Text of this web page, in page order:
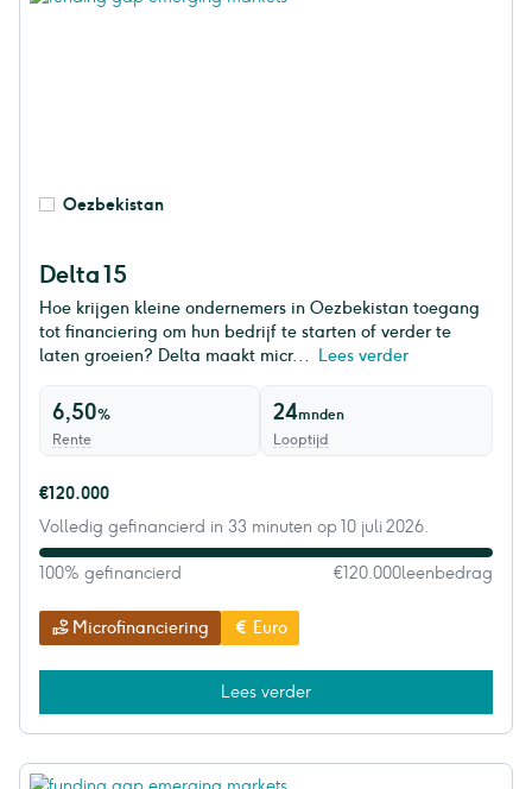
Oezbekistan
Delta 15
Hoe krijgen kleine ondernemers in Oezbekistan toegang
tot financiering om hun bedrijf te starten of verder te
laten groeien? Delta maakt micr...
Lees verder
6,50%
Rente
24mnden
Looptijd
€120.000
Volledig gefinancierd in 33 minuten op 10 juli 2026.
100% gefinancierd €120.000leenbedrag
Microfinanciering Euro
Lees verder